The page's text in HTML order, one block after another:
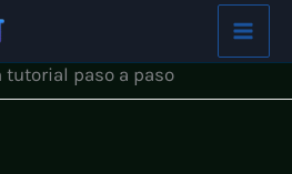
LED personalizados
tutorial paso a paso